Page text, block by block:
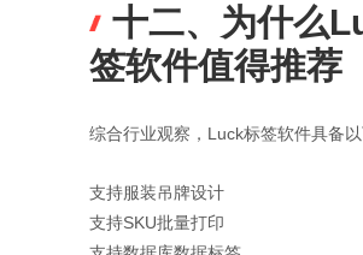
十二、为什么
签软件值得推荐
综合行业观察，Luck标签软件具备以
支持服装吊牌设计
支持SKU批量打印